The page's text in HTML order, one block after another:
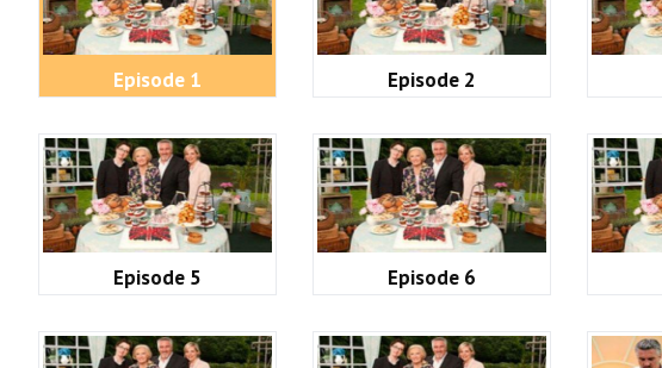
Episode 1 Episode 2
Episode 5 Episode 6